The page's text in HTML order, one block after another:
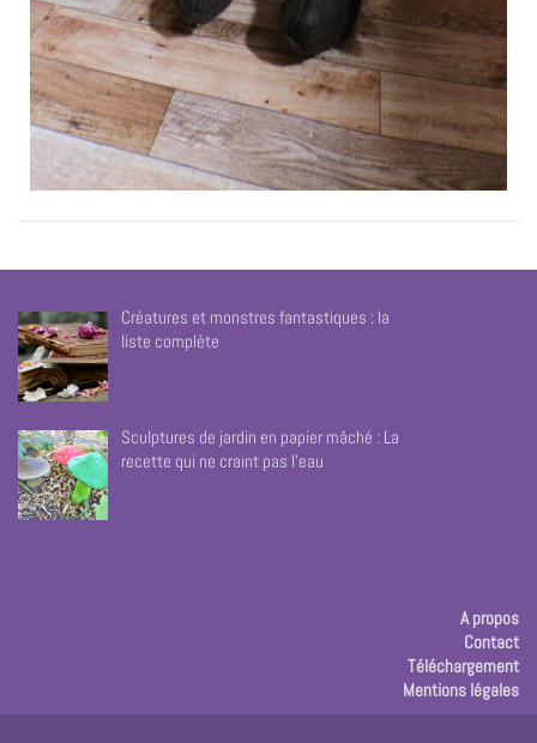
Créatures et monstres fantastiques : la
liste complète
Sculptures de jardin en papier mâché : La
recette qui ne craint pas l’eau
A propos
Contact
Téléchargement
Mentions légales